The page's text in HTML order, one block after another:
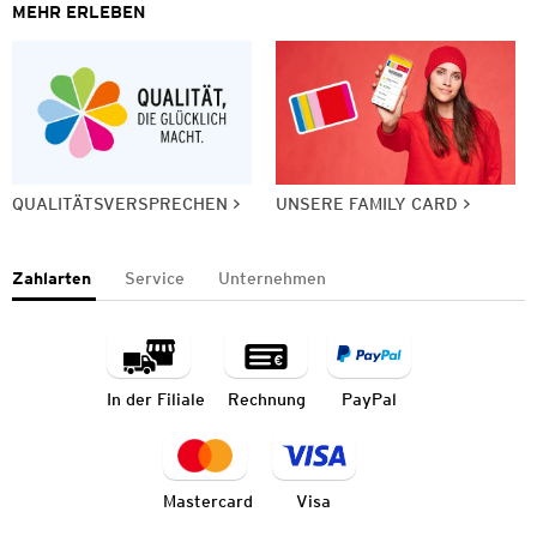
MEHR ERLEBEN
QUALITÄTSVERSPRECHEN UNSERE FAMILY CARD
Zahlarten Service Unternehmen
In der Filiale Rechnung PayPal
Mastercard Visa